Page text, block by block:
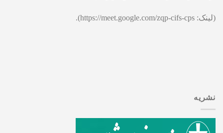
(لینک: https://meet.google.com/zqp-cifs-cps).
نشریه